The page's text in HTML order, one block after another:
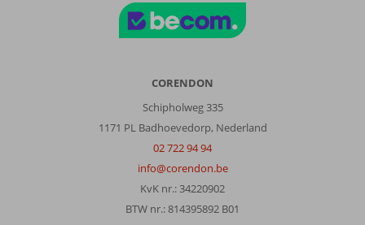
CORENDON
Schipholweg 335
1171 PL Badhoevedorp, Nederland
02 722 94 94
info@corendon.be
KvK nr.: 34220902
BTW nr.: 814395892 B01